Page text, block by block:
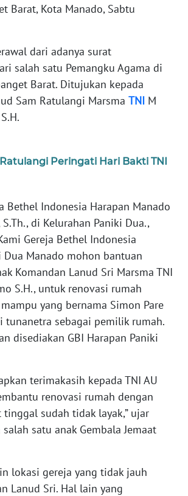
Barat, Kota Manado, Sabtu
dari adanya surat
salah satu Pemangku Agama di
Barat. Ditujukan kepada
Sam Ratulangi Marsma TNI M
Peringati Hari Bakti TNI
Bethel Indonesia Harapan Manado
di Kelurahan Paniki Dua.,
Gereja Bethel Indonesia
Dua Manado mohon bantuan
Komandan Lanud Sri Marsma TNI
S.H., untuk renovasi rumah
yang bernama Simon Pare
tunanetra sebagai pemilik rumah.
disediakan GBI Harapan Paniki
terimakasih kepada TNI AU
renovasi rumah dengan
sudah tidak layak,” ujar
satu anak Gembala Jemaat
lokasi gereja yang tidak jauh
Lanud Sri. Hal lain yang